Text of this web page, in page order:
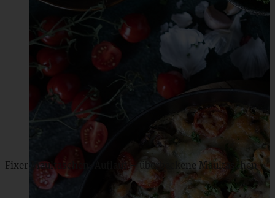
Fixer Maultaschen-Auflauf – überbackene Maultaschen